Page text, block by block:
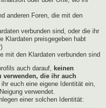
anderen Foren, die mit den
verbunden sind, oder die ihr
Klardaten preisgegeben habt
mit den Klardaten verbunden sind
auch darauf, keinen
verwenden, die ihr auch
euch eine eigene Identität ein,
verwendet.
einer solchen Identität: